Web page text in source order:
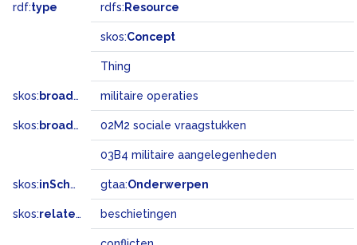
rdf:type rdfs: Resource
skos:Concept
Thing
skos: broader militaire operaties
skos: broadMatch 02M2 sociale vraagstukken
03B4 militaire aangelegenheden
skos:inScheme gtaa:Onderwerpen
skos:related beschietingen